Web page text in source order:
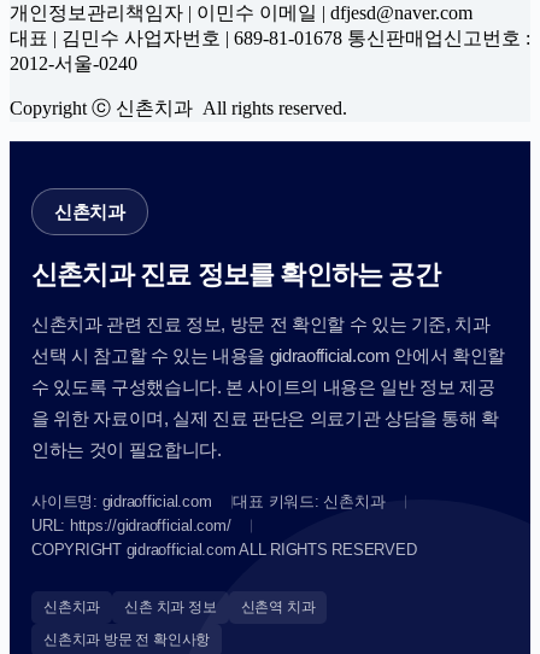
개인정보관리책임자 | 이민수 이메일 | dfjesd@naver.com
대표 | 김민수 사업자번호 | 689-81-01678 통신판매업신고번호 :
2012-서울-0240
Copyright ⓒ 신촌치과 All rights reserved.
신촌치과
신촌치과 진료 정보를 확인하는 공간
신촌치과 관련 진료 정보, 방문 전 확인할 수 있는 기준, 치과
선택 시 참고할 수 있는 내용을 gidraofficial.com 안에서 확인할
수 있도록 구성했습니다. 본 사이트의 내용은 일반 정보 제공
을 위한 자료이며, 실제 진료 판단은 의료기관 상담을 통해 확
인하는 것이 필요합니다.
사이트명: gidraofficial.com
대표 키워드: 신촌치과
URL: https://gidraofficial.com/
COPYRIGHT gidraofficial.com ALL RIGHTS RESERVED
신촌치과 신촌 치과 정보
신촌역 치과
신촌치과 방문 전 확인사항